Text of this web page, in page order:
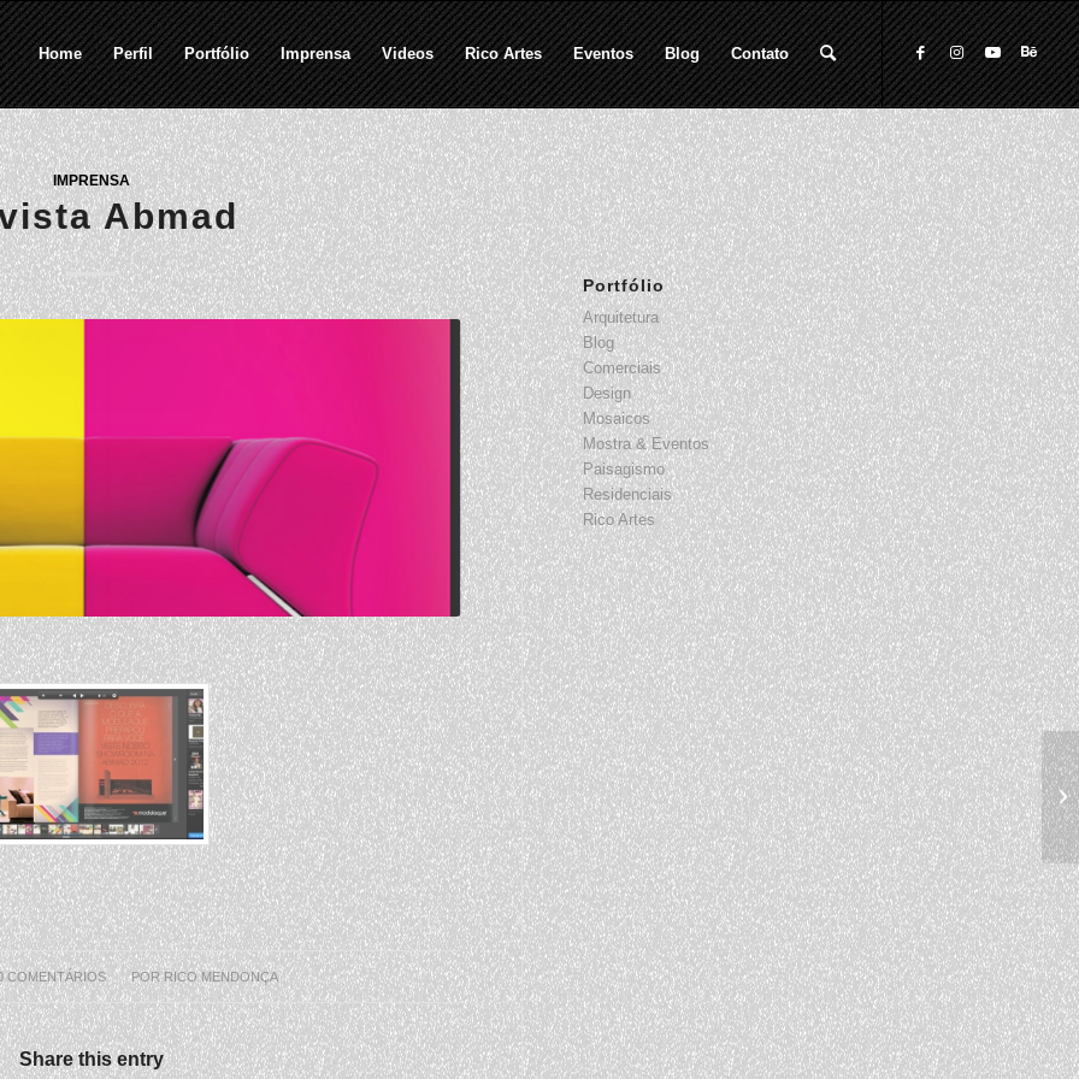
Home Perfil Portfólio Imprensa Videos Rico Artes Eventos Blog Contato
IMPRENSA
Abmad
COMENTÁRIOS
/ PORRICO MENDONÇA
Share this entry
Portfólio
Arquitetura
Blog
Comerciais
Design
Mosaicos
Mostra & Eventos
Paisagismo
Residenciais
Rico Artes